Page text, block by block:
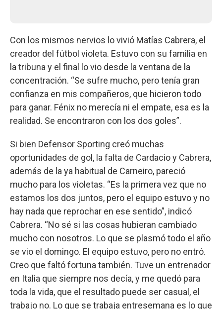
Con los mismos nervios lo vivió Matías Cabrera, el
creador del fútbol violeta. Estuvo con su familia en
la tribuna y el final lo vio desde la ventana de la
concentración. “Se sufre mucho, pero tenía gran
confianza en mis compañeros, que hicieron todo
para ganar. Fénix no merecía ni el empate, esa es la
realidad. Se encontraron con los dos goles”.
Si bien Defensor Sporting creó muchas
oportunidades de gol, la falta de Cardacio y Cabrera,
además de la ya habitual de Carneiro, pareció
mucho para los violetas. “Es la primera vez que no
estamos los dos juntos, pero el equipo estuvo y no
hay nada que reprochar en ese sentido”, indicó
Cabrera. “No sé si las cosas hubieran cambiado
mucho con nosotros. Lo que se plasmó todo el año
se vio el domingo. El equipo estuvo, pero no entró.
Creo que faltó fortuna también. Tuve un entrenador
en Italia que siempre nos decía, y me quedó para
toda la vida, que el resultado puede ser casual, el
trabajo no. Lo que se trabaja entresemana es lo que